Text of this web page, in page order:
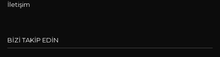
İletişim
BİZİ TAKİP EDİN